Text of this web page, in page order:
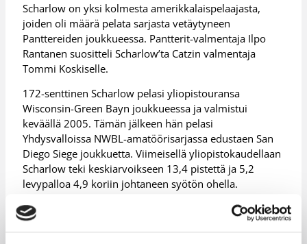
Scharlow on yksi kolmesta amerikkalaispelaajasta,
joiden oli määrä pelata sarjasta vetäytyneen
Panttereiden joukkueessa. Pantterit-valmentaja Ilpo
Rantanen suositteli Scharlow’ta Catzin valmentaja
Tommi Koskiselle.
172-senttinen Scharlow pelasi yliopistouransa
Wisconsin-Green Bayn joukkueessa ja valmistui
keväällä 2005. Tämän jälkeen hän pelasi
Yhdysvalloissa NWBL-amatöörisarjassa edustaen San
Diego Siege joukkuetta. Viimeisellä yliopistokaudellaan
Scharlow teki keskiarvoikseen 13,4 pistettä ja 5,2
levypalloa 4,9 koriin johtaneen syötön ohella.
Naisten SM-ottelut 7.-8.10.